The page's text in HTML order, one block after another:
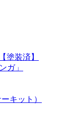
塗装済】
ガ」
キット）